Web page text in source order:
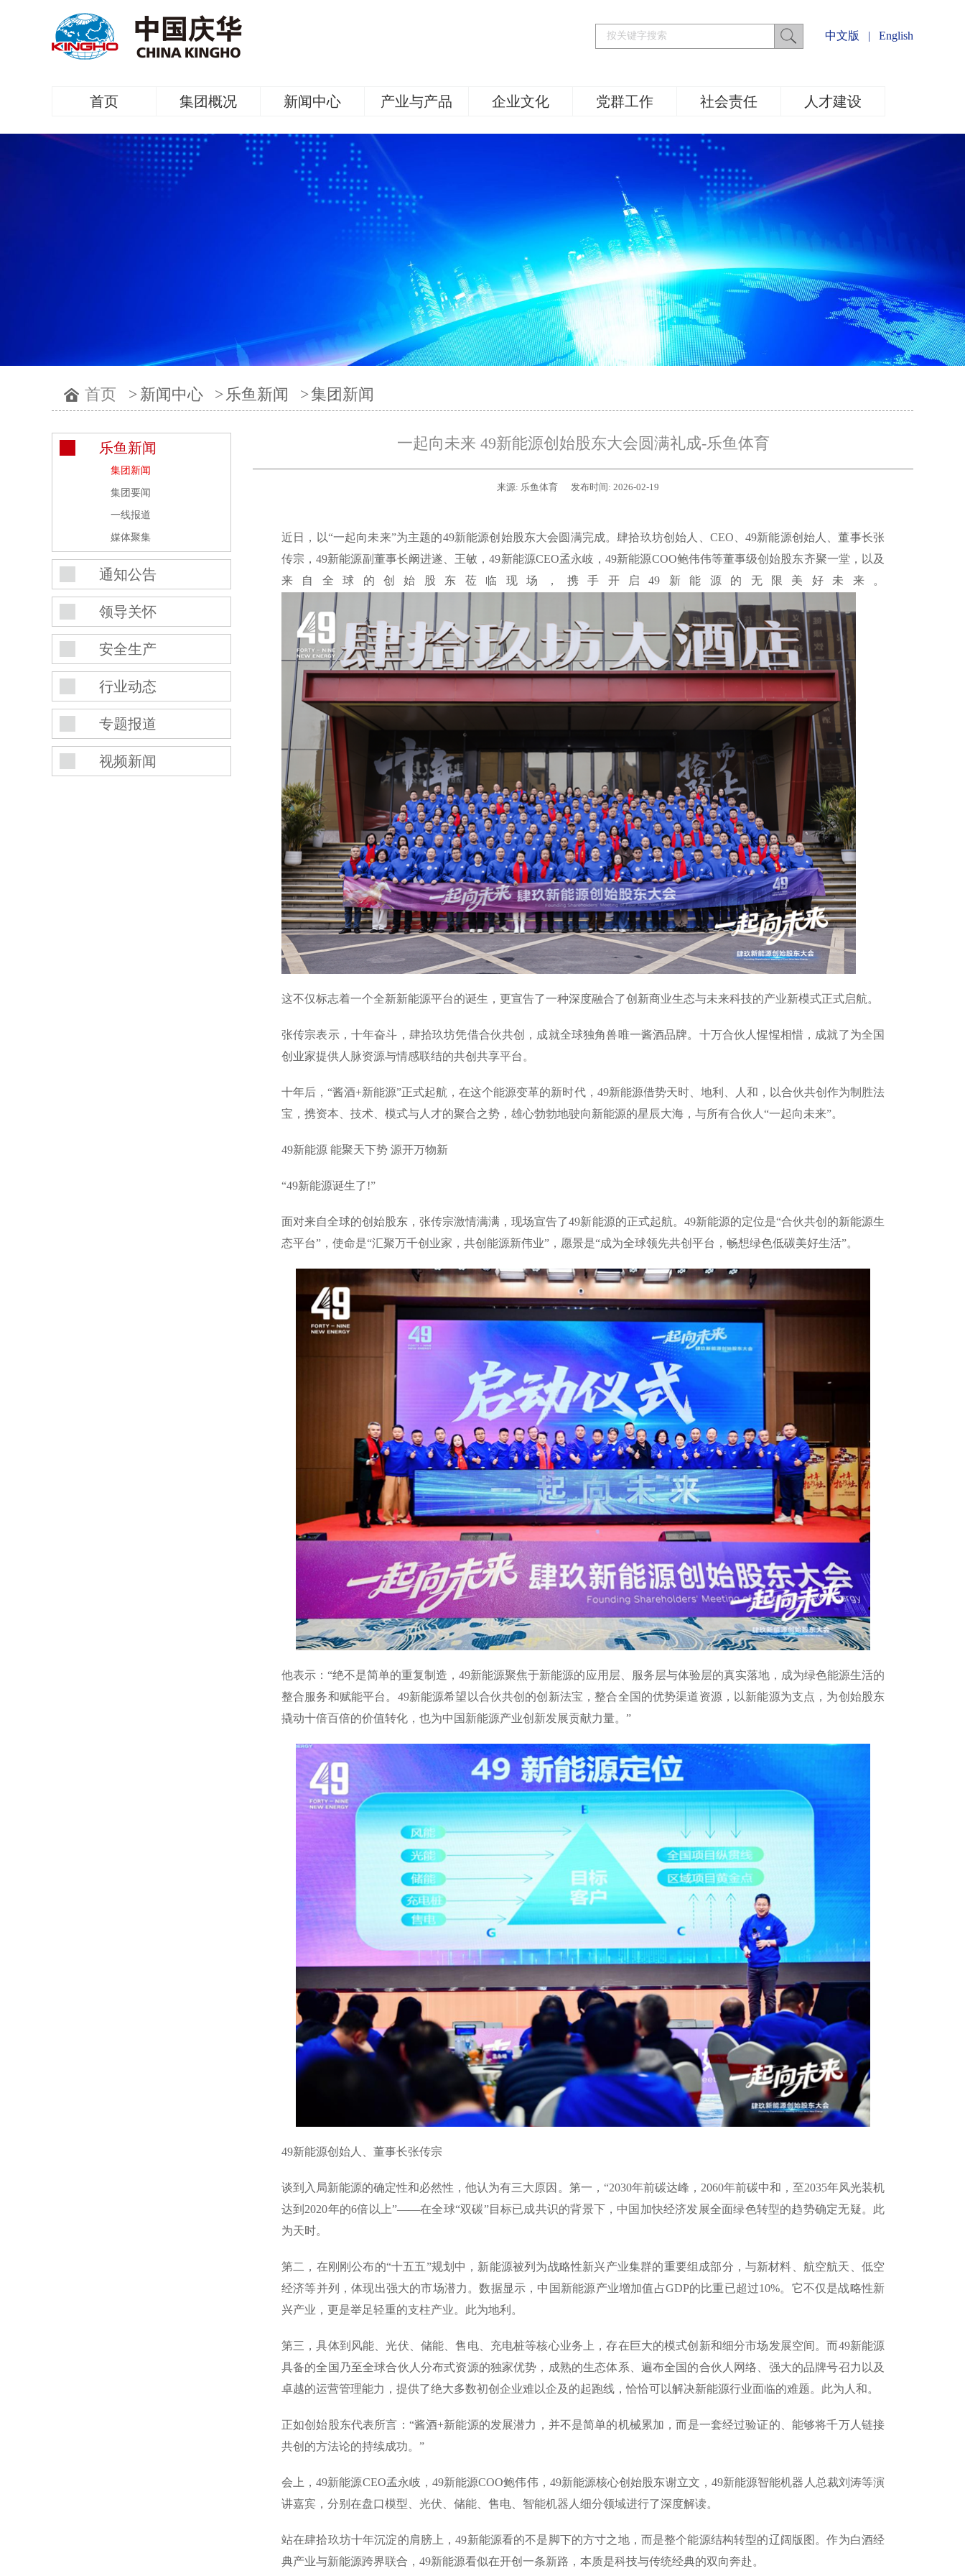
中文版 | English
首页 集团概况 新闻中心 产业与产品 企业文化 党群工作 社会责任 人才建设
首页 > 新闻中心 > 乐鱼新闻 >集团新闻
乐鱼新闻
集团新闻
集团要闻
一线报道
媒体聚集
通知公告
领导关怀
安全生产
行业动态
专题报道
视频新闻
一起向未来 49新能源创始股东大会圆满礼成-乐鱼体育
来源: 乐鱼体育 发布时间: 2026-02-19
近日，以“一起向未来”为主题的49新能源创始股东大会圆满完成。肆拾玖坊创始人、CEO、49新能源创始人、董事长张
传宗，49新能源副董事长阚进遂、王敏，49新能源CEO孟永岐，49新能源COO鲍伟伟等董事级创始股东齐聚一堂，以及
来自全球的创始股东莅临现场，携手开启49新能源的无限美好未来。
这不仅标志着一个全新新能源平台的诞生，更宣告了一种深度融合了创新商业生态与未来科技的产业新模式正式启航。
张传宗表示，十年奋斗，肆拾玖坊凭借合伙共创，成就全球独角兽唯一酱酒品牌。十万合伙人惺惺相惜，成就了为全国
创业家提供人脉资源与情感联结的共创共享平台。
十年后，“酱酒+新能源”正式起航，在这个能源变革的新时代，49新能源借势天时、地利、人和，以合伙共创作为制胜法
宝，携资本、技术、模式与人才的聚合之势，雄心勃勃地驶向新能源的星辰大海，与所有合伙人“一起向未来”。
49新能源 能聚天下势 源开万物新
“49新能源诞生了!”
面对来自全球的创始股东，张传宗激情满满，现场宣告了49新能源的正式起航。49新能源的定位是“合伙共创的新能源生
态平台”，使命是“汇聚万千创业家，共创能源新伟业”，愿景是“成为全球领先共创平台，畅想绿色低碳美好生活”。
他表示：“绝不是简单的重复制造，49新能源聚焦于新能源的应用层、服务层与体验层的真实落地，成为绿色能源生活的
整合服务和赋能平台。49新能源希望以合伙共创的创新法宝，整合全国的优势渠道资源，以新能源为支点，为创始股东
撬动十倍百倍的价值转化，也为中国新能源产业创新发展贡献力量。”
49新能源创始人、董事长张传宗
谈到入局新能源的确定性和必然性，他认为有三大原因。第一，“2030年前碳达峰，2060年前碳中和，至2035年风光装机
达到2020年的6倍以上”——在全球“双碳”目标已成共识的背景下，中国加快经济发展全面绿色转型的趋势确定无疑。此
为天时。
第二，在刚刚公布的“十五五”规划中，新能源被列为战略性新兴产业集群的重要组成部分，与新材料、航空航天、低空
经济等并列，体现出强大的市场潜力。数据显示，中国新能源产业增加值占GDP的比重已超过10%。它不仅是战略性新
兴产业，更是举足轻重的支柱产业。此为地利。
第三，具体到风能、光伏、储能、售电、充电桩等核心业务上，存在巨大的模式创新和细分市场发展空间。而49新能源
具备的全国乃至全球合伙人分布式资源的独家优势，成熟的生态体系、遍布全国的合伙人网络、强大的品牌号召力以及
卓越的运营管理能力，提供了绝大多数初创企业难以企及的起跑线，恰恰可以解决新能源行业面临的难题。此为人和。
正如创始股东代表所言：“酱酒+新能源的发展潜力，并不是简单的机械累加，而是一套经过验证的、能够将千万人链接
共创的方法论的持续成功。”
会上，49新能源CEO孟永岐，49新能源COO鲍伟伟，49新能源核心创始股东谢立文，49新能源智能机器人总裁刘涛等演
讲嘉宾，分别在盘口模型、光伏、储能、售电、智能机器人细分领域进行了深度解读。
站在肆拾玖坊十年沉淀的肩膀上，49新能源看的不是脚下的方寸之地，而是整个能源结构转型的辽阔版图。作为白酒经
典产业与新能源跨界联合，49新能源看似在开创一条新路，本质是科技与传统经典的双向奔赴。